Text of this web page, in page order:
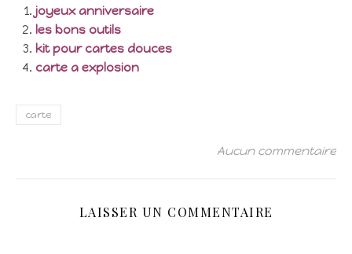
joyeux anniversaire
les bons outils
kit pour cartes douces
carte a explosion
carte
Aucun commentaire
LAISSER UN COMMENTAIRE